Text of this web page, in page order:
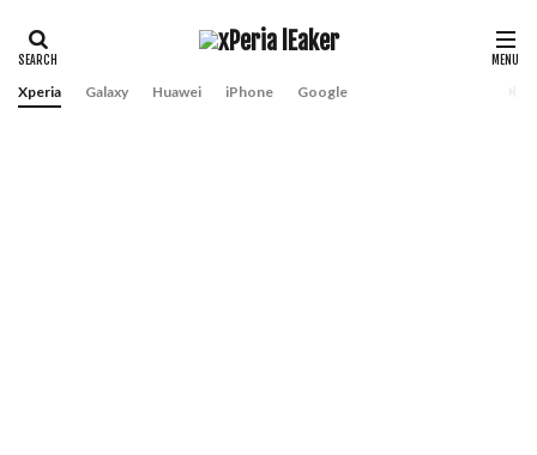
Xperia Galaxy Huawei iPhone Google